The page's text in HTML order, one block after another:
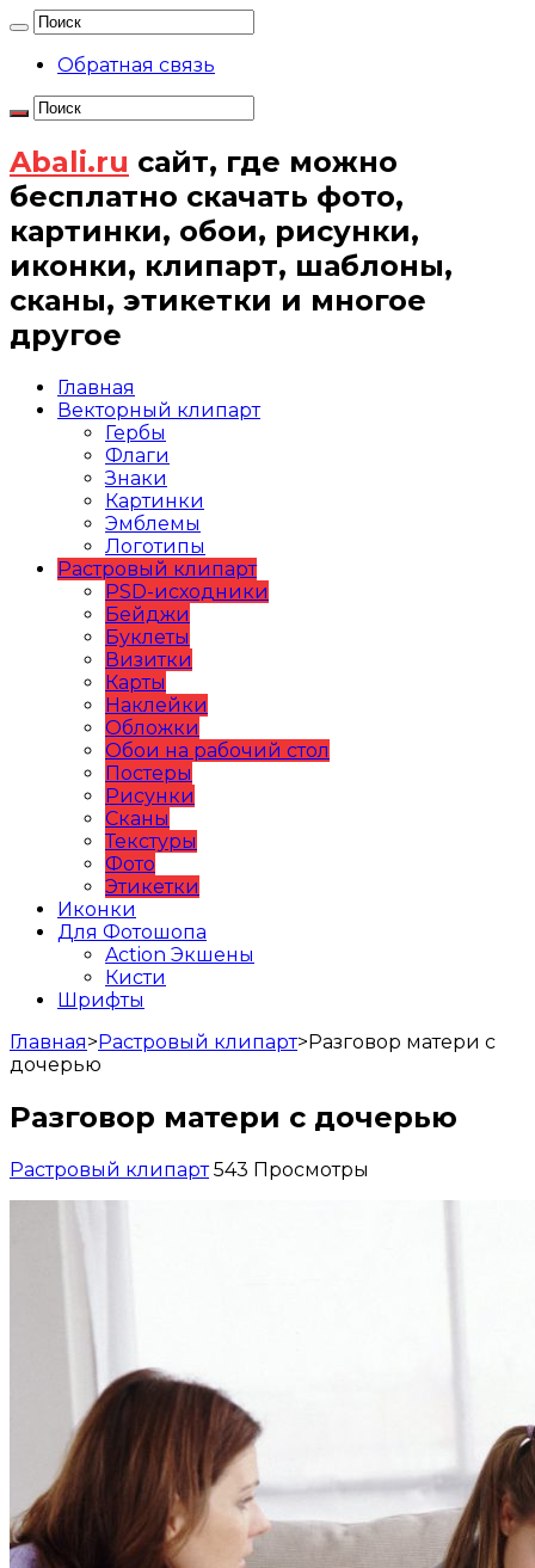
Обратная связь
Abali.ru сайт, где можно
бесплатно скачать фото,
картинки, обои, рисунки,
иконки, клипарт, шаблоны,
сканы, этикетки и многое
другое
Главная
Векторный клипарт
Гербы
Флаги
Знаки
Картинки
Эмблемы
Логотипы
Растровый клипарт
PSD-исходники
Бейджи
Буклеты
Визитки
Карты
Наклейки
Обложки
Обои на рабочий стол
Постеры
Рисунки
Сканы
Текстуры
Фото
Этикетки
Иконки
Для Фотошопа
Action Экшены
Кисти
Шрифты
Главная>Растровый клипарт>Разговор матери с
дочерью
Разговор матери с дочерью
Растровый клипарт 543 Просмотры